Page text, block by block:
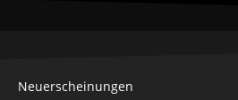
Neuerscheinungen